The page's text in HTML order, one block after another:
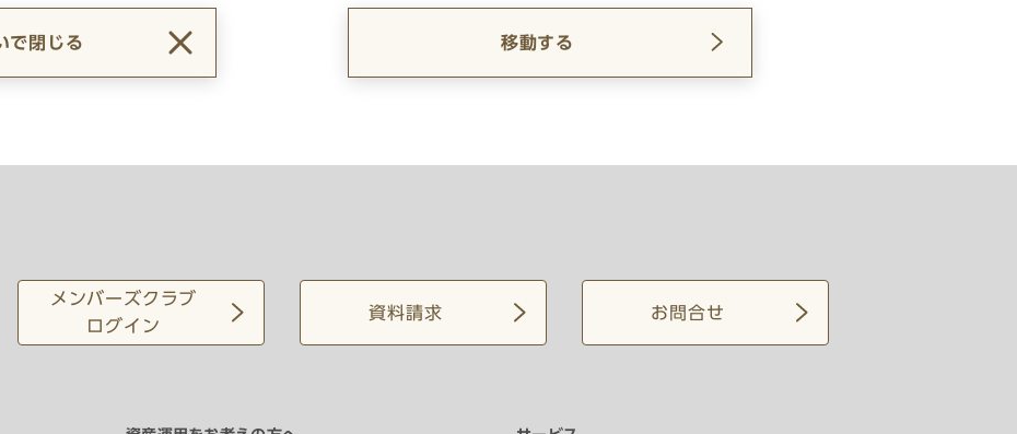
で閉じる 移動する
メンバーズクラブ
ログイン
資料請求 お問合せ